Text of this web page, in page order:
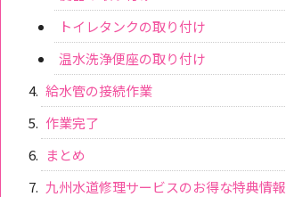
トイレタンクの取り付け
温水洗浄便座の取り付け
給水管の接続作業
作業完了
まとめ
九州水道修理サービスのお得な特典情報